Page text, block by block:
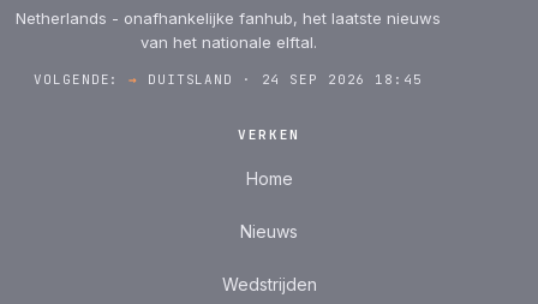
Netherlands - onafhankelijke fanhub, het laatste nieuws
van het nationale elftal.
VOLGENDE:→ DUITSLAND · 24 SEP 2026 18:45
VERKEN
Home
Nieuws
Wedstrijden